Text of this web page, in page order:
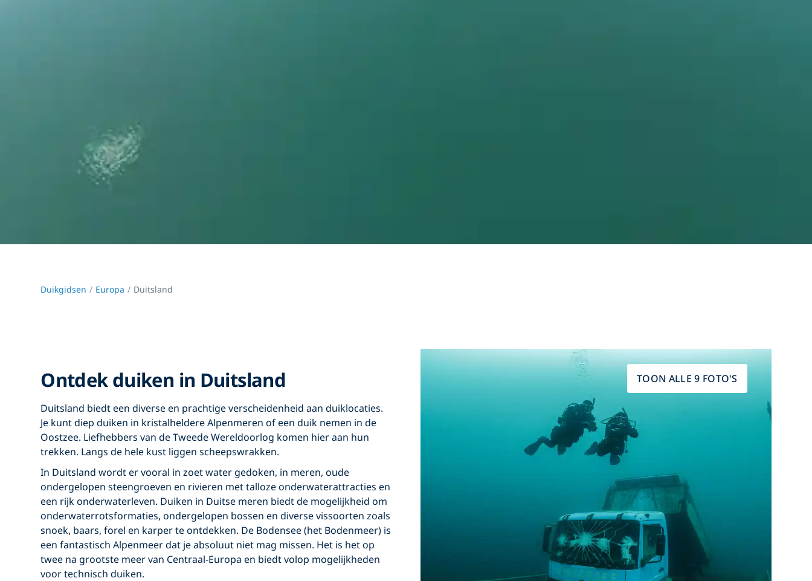
Duikgidsen Europa Duitsland
Ontdek duiken in Duitsland
Duitsland biedt een diverse en prachtige verscheidenheid aan duiklocaties.
Je kunt diep duiken in kristalheldere Alpenmeren of een duik nemen in de
Oostzee. Liefhebbers van de Tweede Wereldoorlog komen hier aan hun
trekken. Langs de hele kust liggen scheepswrakken.
In Duitsland wordt er vooral in zoet water gedoken, in meren, oude
ondergelopen steengroeven en rivieren met talloze onderwaterattracties en
een rijk onderwaterleven. Duiken in Duitse meren biedt de mogelijkheid om
onderwaterrotsformaties, ondergelopen bossen en diverse vissoorten zoals
snoek, baars, forel en karper te ontdekken. De Bodensee (het Bodenmeer) is
een fantastisch Alpenmeer dat je absoluut niet mag missen. Het is het op
twee na grootste meer van Centraal-Europa en biedt volop mogelijkheden
voor technisch duiken.
TOON ALLE 9 FOTO'S